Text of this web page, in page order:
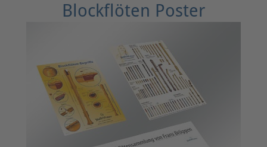
Blockflöten Poster